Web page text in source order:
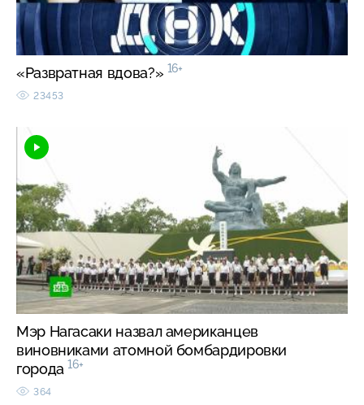
«Развратная вдова?» 16+
23453
Мэр Нагасаки назвал американцев
виновниками атомной бомбардировки
города 16+
364